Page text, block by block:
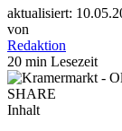
aktualisiert:
von
Redaktion
20 min Lesezeit
SHARE
Inhalt